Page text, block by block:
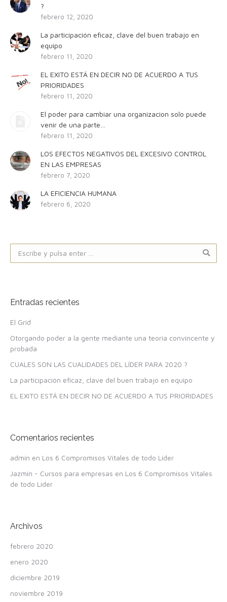
?
febrero 12, 2020
La participación eficaz, clave del buen trabajo en
equipo
febrero 11, 2020
EL EXITO ESTÁ EN DECIR NO DE ACUERDO A TUS
PRIORIDADES
febrero 11, 2020
El poder para cambiar una organizacion solo puede
venir de una parte…
febrero 11, 2020
LOS EFECTOS NEGATIVOS DEL EXCESIVO CONTROL
EN LAS EMPRESAS
febrero 7, 2020
LA EFICIENCIA HUMANA
febrero 6, 2020
Entradas recientes
El Grid
Otorgando poder a la gente mediante una teoría convincente y
probada
CUALES SON LAS CUALIDADES DEL LÍDER PARA 2020 ?
La participación eficaz, clave del buen trabajo en equipo
EL EXITO ESTÁ EN DECIR NO DE ACUERDO A TUS PRIORIDADES
Comentarios recientes
admin en Los 6 Compromisos Vitales de todo Líder
Jazmin - Cursos para empresas en Los 6 Compromisos Vitales
de todo Líder
Archivos
febrero 2020
enero 2020
diciembre 2019
noviembre 2019